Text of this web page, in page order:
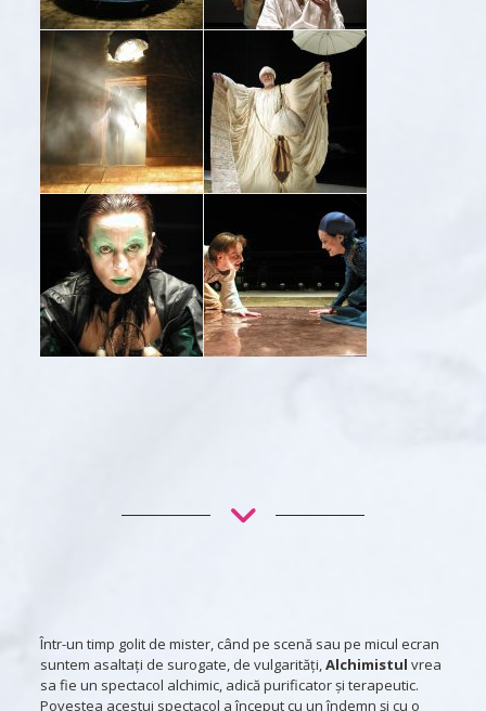
Într-un timp golit de mister, când pe scenă sau pe micul ecran
suntem asaltați de surogate, de vulgarități, Alchimistul vrea
sa fie un spectacol alchimic, adică purificator și terapeutic.
Povestea acestui spectacol a început cu un îndemn și cu o